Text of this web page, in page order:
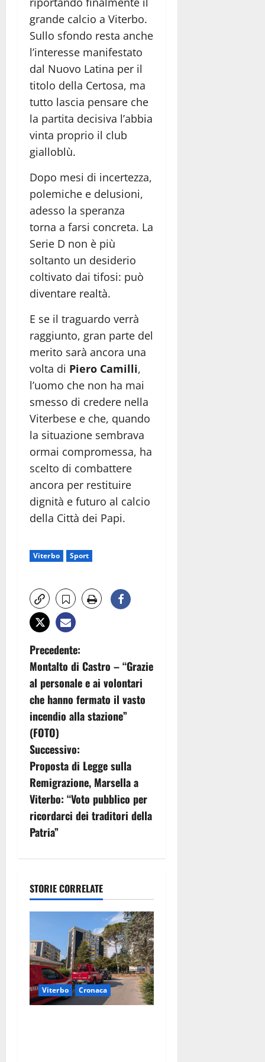
grande calcio a Viterbo.
Sullo sfondo resta anche
l’interesse manifestato
dal Nuovo Latina per il
titolo della Certosa, ma
tutto lascia pensare che
la partita decisiva l’abbia
vinta proprio il club
gialloblù.
Dopo mesi di incertezza,
polemiche e delusioni,
adesso la speranza
torna a farsi concreta. La
Serie D non è più
soltanto un desiderio
coltivato dai tifosi: può
diventare realtà.
E se il traguardo verrà
raggiunto, gran parte del
merito sarà ancora una
volta di Piero Camilli,
l’uomo che non ha mai
smesso di credere nella
Viterbese e che, quando
la situazione sembrava
ormai compromessa, ha
scelto di combattere
ancora per restituire
dignità e futuro al calcio
della Città dei Papi.
Viterbo Sport
N
a
v
i
g
a
z
i
n
e
r
t
i
Precedente:
Montalto di Castro – “Grazie
al personale e ai volontari
che hanno fermato il vasto
incendio alla stazione”
(FOTO)
Successivo:
Proposta di Legge sulla
Remigrazione, Marsella a
Viterbo: “Voto pubblico per
ricordarci dei traditori della
Patria”
STORIE CORRELATE
Viterbo Cronaca